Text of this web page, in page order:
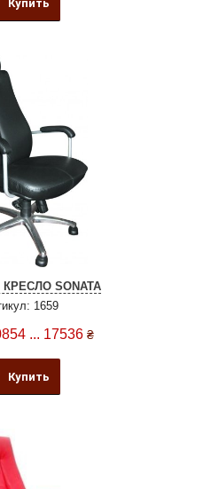
Купить
SONATA
1659
... 17536 ₴
Купить